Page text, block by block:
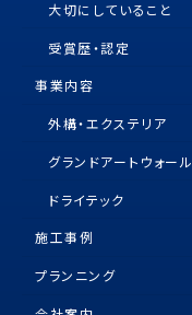
大切にしていること
受賞歴・認定
事業内容
外構・エクステリア
グランドアートウォール
ドライテック
施工事例
プランニング